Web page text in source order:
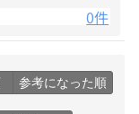
0件
参考になった順